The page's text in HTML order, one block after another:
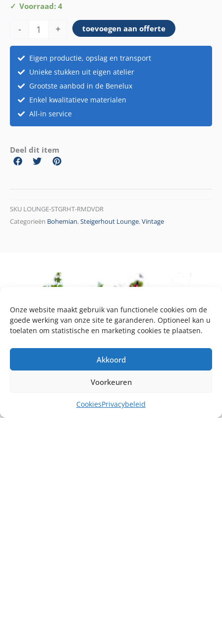
Onze website maakt gebruik van functionele cookies om de
goede werking van onze site te garanderen. Optioneel kan u
toelaten om statistische en marketing cookies te plaatsen.
Akkoord
Voorkeuren
CookiesPrivacybeleid
Voorraad: 4
-
Steigerhout
aantal
+ toevoegen aan offerte
Eigen productie, opslag en transport
Unieke stukken uit eigen atelier
Grootste aanbod in de Benelux
Enkel kwalitatieve materialen
All-in service
Deel dit item
SKU LOUNGE-STGRHT-RMDVDR
Categorieën Bohemian,Steigerhout Lounge,Vintage